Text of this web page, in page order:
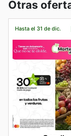
Otras
Hasta el 31 de dic.